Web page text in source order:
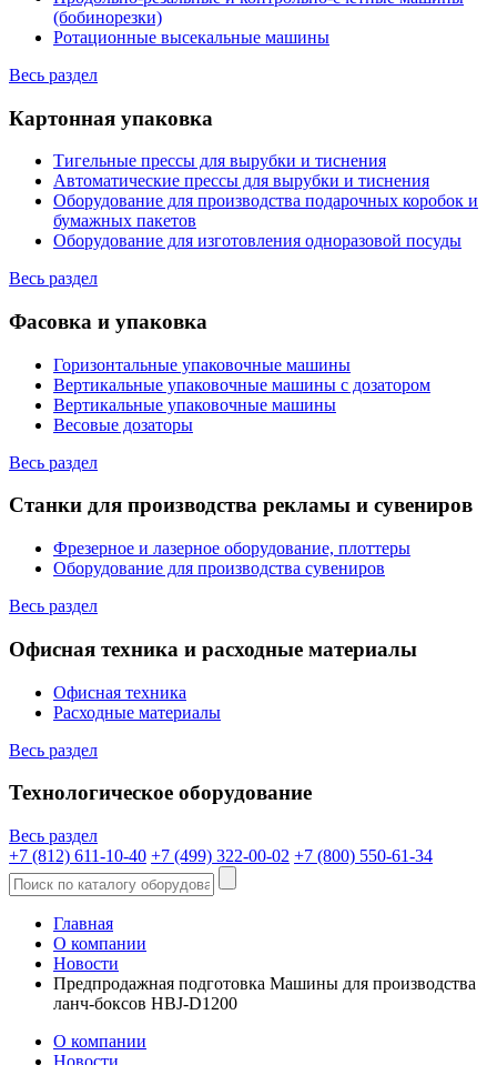
(бобинорезки)
Ротационные высекальные машины
Весь раздел
Картонная упаковка
Тигельные прессы для вырубки и тиснения
Автоматические прессы для вырубки и тиснения
Оборудование для производства подарочных коробок и
бумажных пакетов
Оборудование для изготовления одноразовой посуды
Весь раздел
Фасовка и упаковка
Горизонтальные упаковочные машины
Вертикальные упаковочные машины с дозатором
Вертикальные упаковочные машины
Весовые дозаторы
Весь раздел
Станки для производства рекламы и сувениров
Фрезерное и лазерное оборудование, плоттеры
Оборудование для производства сувениров
Весь раздел
Офисная техника и расходные материалы
Офисная техника
Расходные материалы
Весь раздел
Технологическое оборудование
Весь раздел
+7 (812) 611-10-40 +7 (499) 322-00-02 +7 (800) 550-61-34
Главная
О компании
Новости
Предпродажная подготовка Машины для производства
ланч-боксов HBJ-D1200
О компании
Новости